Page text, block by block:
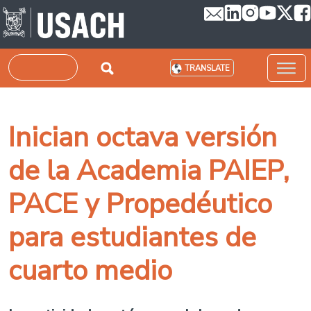
Skip to main content
Search TRANSLATE
Inician octava versión
de la Academia PAIEP,
PACE y Propedéutico
para estudiantes de
cuarto medio